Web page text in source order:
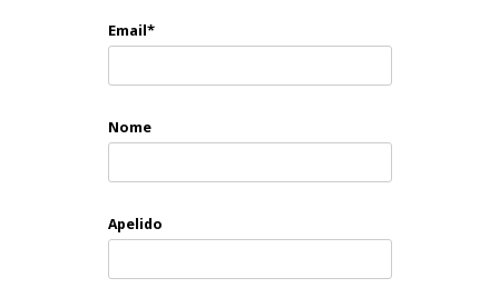
Email*
Nome
Apelido